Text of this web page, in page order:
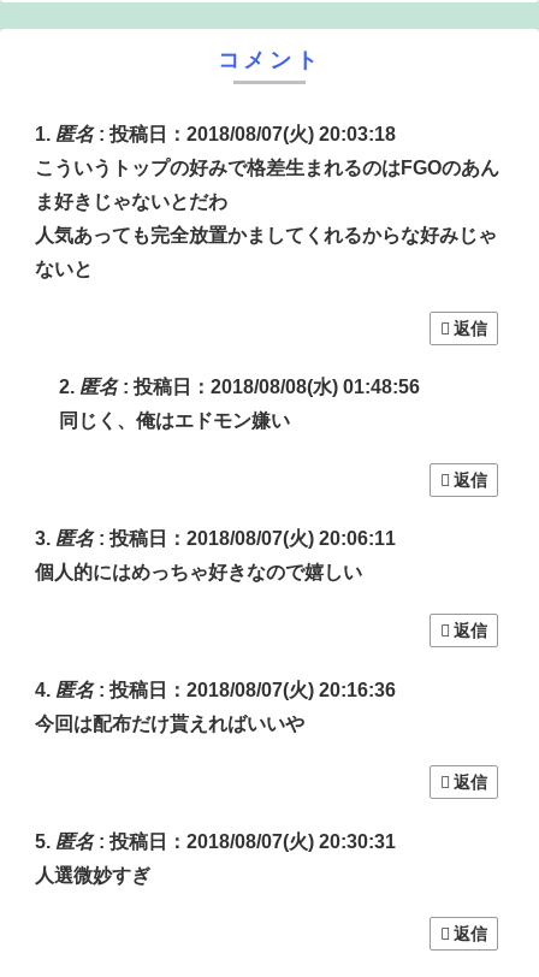
コメント
匿名: 投稿日：2018/08/07(火) 20:03:18
こういうトップの好みで格差生まれるのはFGOのあん
ま好きじゃないとだわ
人気あっても完全放置かましてくれるからな好みじゃ
ないと
返信
匿名: 投稿日：2018/08/08(水) 01:48:56
同じく、俺はエドモン嫌い
返信
匿名: 投稿日：2018/08/07(火) 20:06:11
個人的にはめっちゃ好きなので嬉しい
返信
匿名: 投稿日：2018/08/07(火) 20:16:36
今回は配布だけ貰えればいいや
返信
匿名: 投稿日：2018/08/07(火) 20:30:31
人選微妙すぎ
返信